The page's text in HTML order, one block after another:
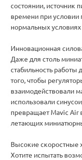
состоянии, источник
времени при условии
нормальных
Инновационная
Даже для столь
стабильность
того, чтобы
взаимодействовали
использовали
превращает Mavic Air
летающих
Высокие скоростные
Хотите испытать